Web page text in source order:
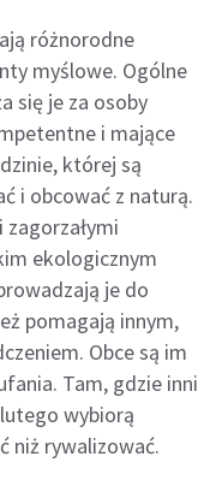
różnorodne
myślowe. Ogólne
się je za osoby
i mające
której są
i obcować z naturą.
ekologicznym
je do
pomagają innym,
Obce są im
Tam, gdzie inni
wybiorą
niż rywalizować.